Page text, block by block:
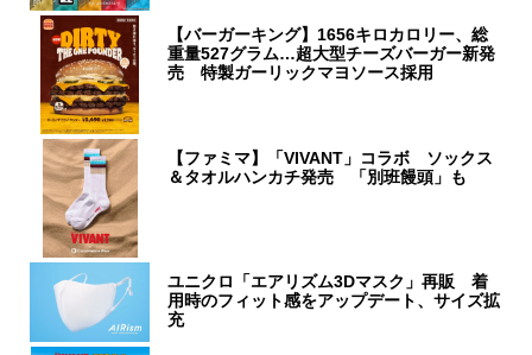
【バーガーキング】1656キロカロリー、総
重量527グラム…超大型チーズバーガー新発
売 特製ガーリックマヨソース採用
【ファミマ】「VIVANT」コラボ ソックス
＆タオルハンカチ発売 「別班饅頭」も
ユニクロ「エアリズム3Dマスク」再販 着
用時のフィット感をアップデート、サイズ拡
充